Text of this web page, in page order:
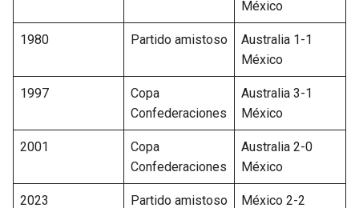
México
1980 Partido amistoso
Australia 1-1
México
1997
Copa
Confederaciones
Australia 3-1
México
2001
Copa
Confederaciones
Australia 2-0
México
2023 Partido amistoso
México 2-2